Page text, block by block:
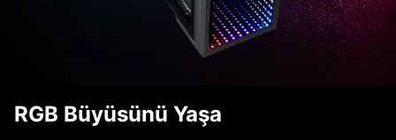
RGB Büyüsünü Yaşa